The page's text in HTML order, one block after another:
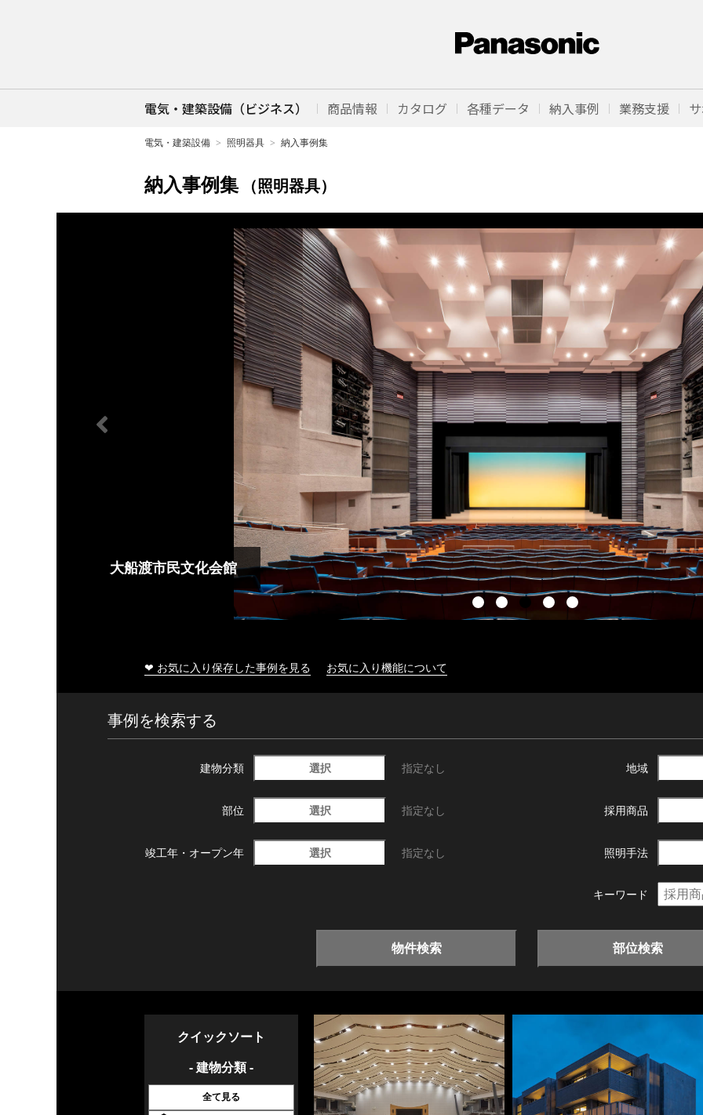
電気・建築設備（ビジネス） 商品情報 カタログ 各種データ 納入事例 業務支援
電気・建築設備 照明器具 納入事例集
納入事例集 （照明器具）
大船渡市民文化会館
❤ お気に入り保存した事例を見る お気に入り機能について
事例を検索する
建物分類 選択 指定なし 地域
部位 選択 指定なし 採用商品
竣工年・ オープン年 選択 指定なし 照明手法
キーワード
物件検索 部位検索
クイックソート
- 建物分類 -
全て見る